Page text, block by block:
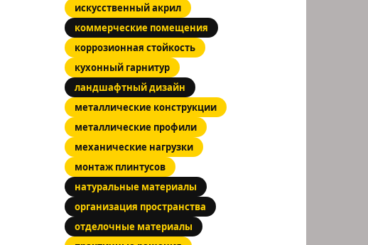
искусственный акрил
коммерческие помещения
коррозионная стойкость
кухонный гарнитур
ландшафтный дизайн
металлические конструкции
металлические профили
механические нагрузки
монтаж плинтусов
натуральные материалы
организация пространства
отделочные материалы